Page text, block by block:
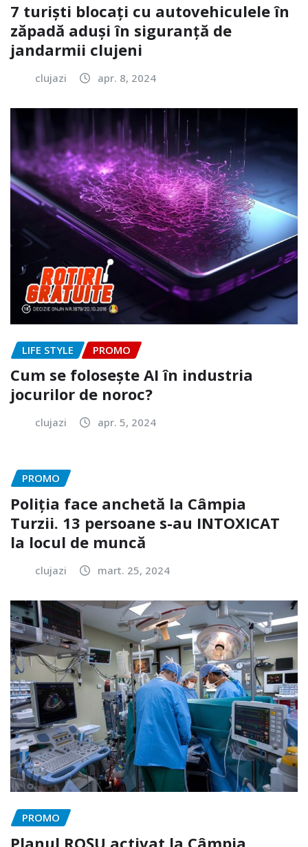
7 turiști blocați cu autovehiculele în
zăpadă aduși în siguranță de
jandarmii clujeni
clujazi apr. 8, 2024
LIFE STYLE PROMO
Cum se folosește AI în industria
jocurilor de noroc?
clujazi apr. 5, 2024
PROMO
Poliția face anchetă la Câmpia
Turzii. 13 persoane s-au INTOXICAT
la locul de muncă
clujazi mart. 25, 2024
PROMO